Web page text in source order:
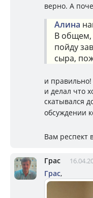
верно. А
Алина
В общем,
пойду
сыра,
и
и делал что
скатывался
обсуждении
Вам респект
Грас
Грас,